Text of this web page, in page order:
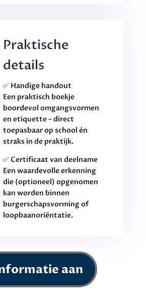
Praktische
details
✅ Handige handout
Een praktisch boekje
boordevol omgangsvormen
en etiquette – direct
toepasbaar op school én
straks in de praktijk.
✅ Certificaat van deelname
Een waardevolle erkenning
die (optioneel) opgenomen
kan worden binnen
burgerschapsvorming of
loopbaanoriëntatie.
aan